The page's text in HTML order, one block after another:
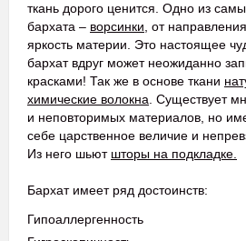
ткань дорого ценится. Одно из
бархата – ворсинки , от
яркость материи. Это настоящее
бархат вдруг может неожиданно
красками! Так же в основе ткани
химические волокна . Существует
и неповторимых материалов, но
себе царственное величие и
Из него шьют шторы на подкладке.
Бархат имеет ряд достоинств:
Гипоаллергенность